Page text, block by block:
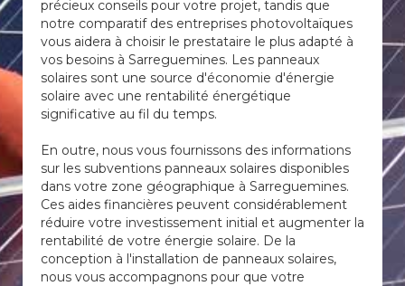
précieux conseils pour votre projet, tandis que
notre comparatif des entreprises photovoltaïques
vous aidera à choisir le prestataire le plus adapté à
vos besoins à Sarreguemines. Les panneaux
solaires sont une source d'économie d'énergie
solaire avec une rentabilité énergétique
significative au fil du temps.
En outre, nous vous fournissons des informations
sur les subventions panneaux solaires disponibles
dans votre zone géographique à Sarreguemines.
Ces aides financières peuvent considérablement
réduire votre investissement initial et augmenter la
rentabilité de votre énergie solaire. De la
conception à l'installation de panneaux solaires,
nous vous accompagnons pour que votre